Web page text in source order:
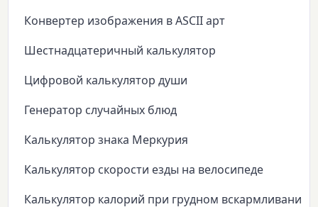
Конвертер изображения в ASCII арт
Шестнадцатеричный калькулятор
Цифровой калькулятор души
Генератор случайных блюд
Калькулятор знака Меркурия
Калькулятор скорости езды на велосипеде
Калькулятор калорий при грудном вскармливании